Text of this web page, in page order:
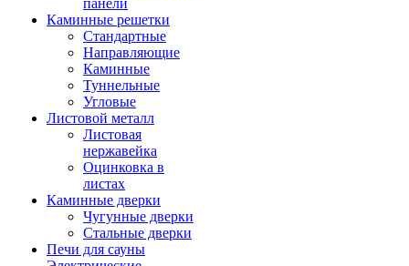
панели
Каминные решетки
Стандартные
Направляющие
Каминные
Туннельные
Угловые
Листовой металл
Листовая
нержавейка
Оцинковка в
листах
Каминные дверки
Чугунные дверки
Стальные дверки
Печи для сауны